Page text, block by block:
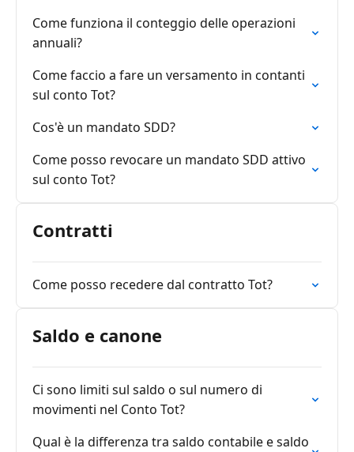
Come funziona il conteggio delle operazioni
annuali?
Come faccio a fare un versamento in contanti
sul conto Tot?
Cos'è un mandato SDD?
Come posso revocare un mandato SDD attivo
sul conto Tot?
Contratti
Come posso recedere dal contratto Tot?
Saldo e canone
Ci sono limiti sul saldo o sul numero di
movimenti nel Conto Tot?
Qual è la differenza tra saldo contabile e saldo